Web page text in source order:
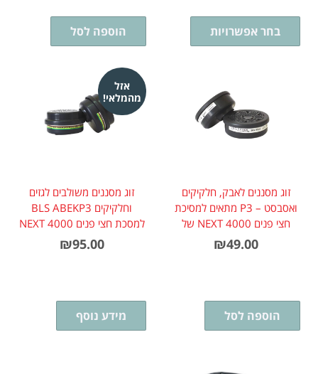
בחר אפשרויות הוספה לסל
זוג מסננים לאבק, חלקיקים
ואסבסט – P3 מתאים למסיכת
חצי פנים 4000 NEXT של
BLS
₪49.00
הוספה לסל
אזל
מהמלאי!
זוג מסננים משולבים לגזים
וחלקיקים BLS ABEKP3
למסכת חצי פנים 4000 NEXT
₪95.00
מידע נוסף